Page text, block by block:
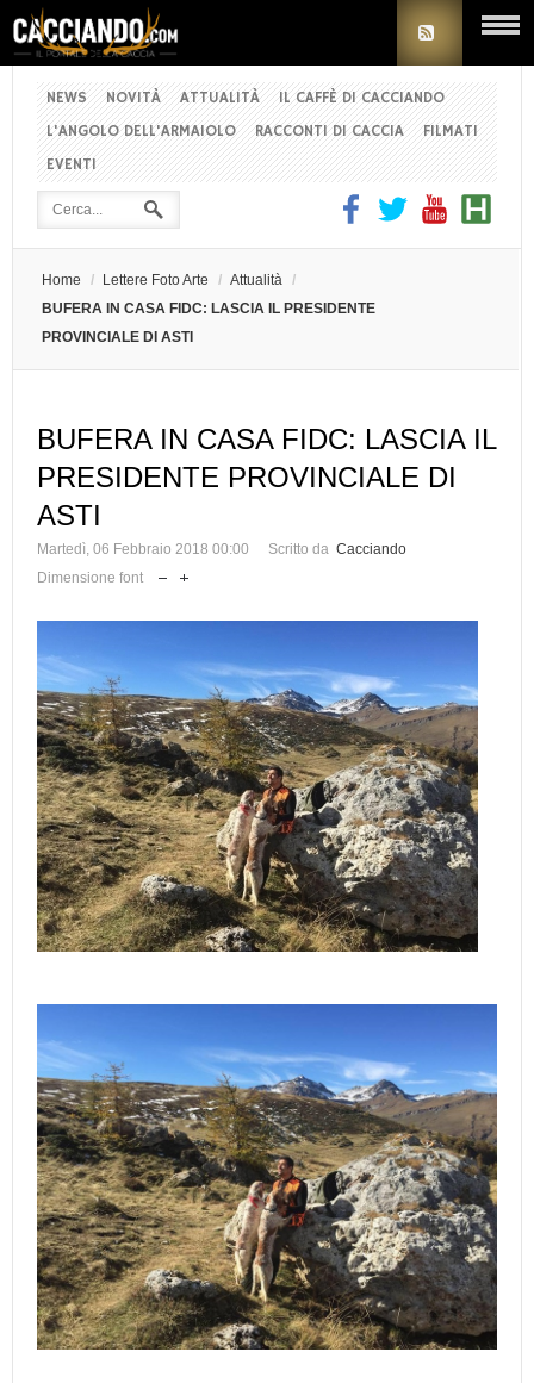
NEWS NOVITÀ ATTUALITÀ
IL CAFFÈ DI CACCIANDO
L'ANGOLO DELL'ARMAIOLO
RACCONTI DI CACCIA
FILMATI
EVENTI
Home / Lettere Foto Arte / Attualità /
BUFERA IN CASA FIDC: LASCIA IL PRESIDENTE
PROVINCIALE DI ASTI
BUFERA IN CASA FIDC: LASCIA IL
PRESIDENTE PROVINCIALE DI
ASTI
Martedì, 06 Febbraio 2018 00:00 Scritto da Cacciando
Dimensione font